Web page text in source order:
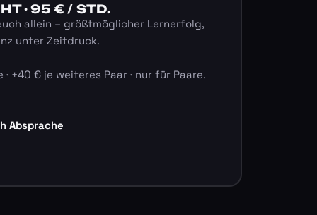
· 95 € / STD.
allein – größtmöglicher Lernerfolg,
unter Zeitdruck.
+40 € je weiteres Paar · nur für Paare.
Absprache